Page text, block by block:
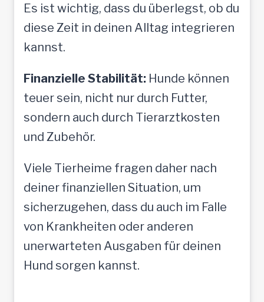
Es ist wichtig, dass du überlegst, ob du
diese Zeit in deinen Alltag integrieren
kannst.
Finanzielle Stabilität: Hunde können
teuer sein, nicht nur durch Futter,
sondern auch durch Tierarztkosten
und Zubehör.
Viele Tierheime fragen daher nach
deiner finanziellen Situation, um
sicherzugehen, dass du auch im Falle
von Krankheiten oder anderen
unerwarteten Ausgaben für deinen
Hund sorgen kannst.